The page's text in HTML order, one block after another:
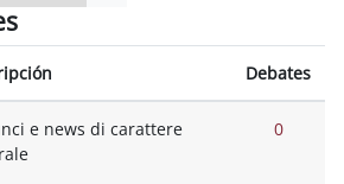
Debates
e news di carattere
0